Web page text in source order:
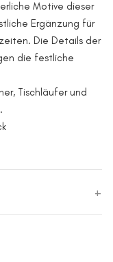
Motive dieser
Ergänzung für
Die Details der
die festliche
Tischläufer und